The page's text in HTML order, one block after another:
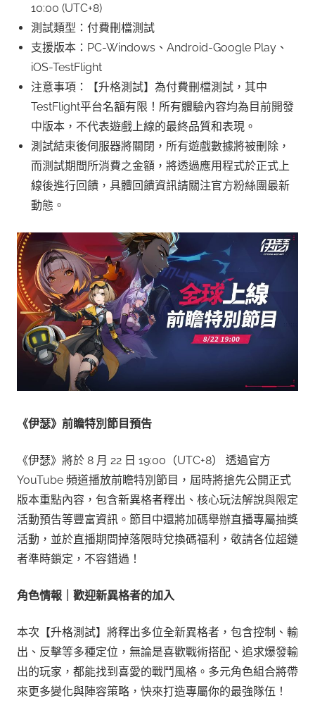
10:00 (UTC+8)
測試類型：付費刪檔測試
支援版本：PC-Windows、Android-Google Play、
iOS-TestFlight
注意事項：【升格測試】為付費刪檔測試，其中
TestFlight平台名額有限！所有體驗內容均為目前開發
中版本，不代表遊戲上線的最終品質和表現。
測試結束後伺服器將關閉，所有遊戲數據將被刪除，
而測試期間所消費之金額，將透過應用程式於正式上
線後進行回饋，具體回饋資訊請關注官方粉絲團最新
動態。
《伊瑟》前瞻特別節目預告
《伊瑟》將於 8 月 22 日 19:00（UTC+8） 透過官方
YouTube 頻道播放前瞻特別節目，屆時將搶先公開正式
版本重點內容，包含新異格者釋出、核心玩法解說與限定
活動預告等豐富資訊。節目中還將加碼舉辦直播專屬抽獎
活動，並於直播期間掉落限時兌換碼福利，敬請各位超鏈
者準時鎖定，不容錯過！
角色情報｜歡迎新異格者的加入
本次【升格測試】將釋出多位全新異格者，包含控制、輸
出、反擊等多種定位，無論是喜歡戰術搭配、追求爆發輸
出的玩家，都能找到喜愛的戰鬥風格。多元角色組合將帶
來更多變化與陣容策略，快來打造專屬你的最強隊伍！